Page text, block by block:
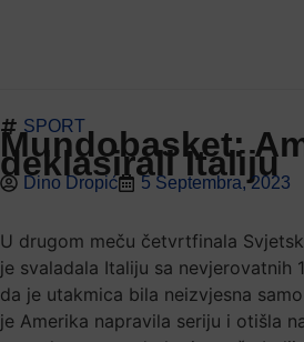
SPORT
Mundobasket:
deklasirali Italiju
Dino Dropić 5 Septembra, 2023
U drugom meču četvrtfinala
je svaladala Italiju sa nevjerovatnih
da je utakmica bila neizvjesna
je Amerika napravila seriju i otišla